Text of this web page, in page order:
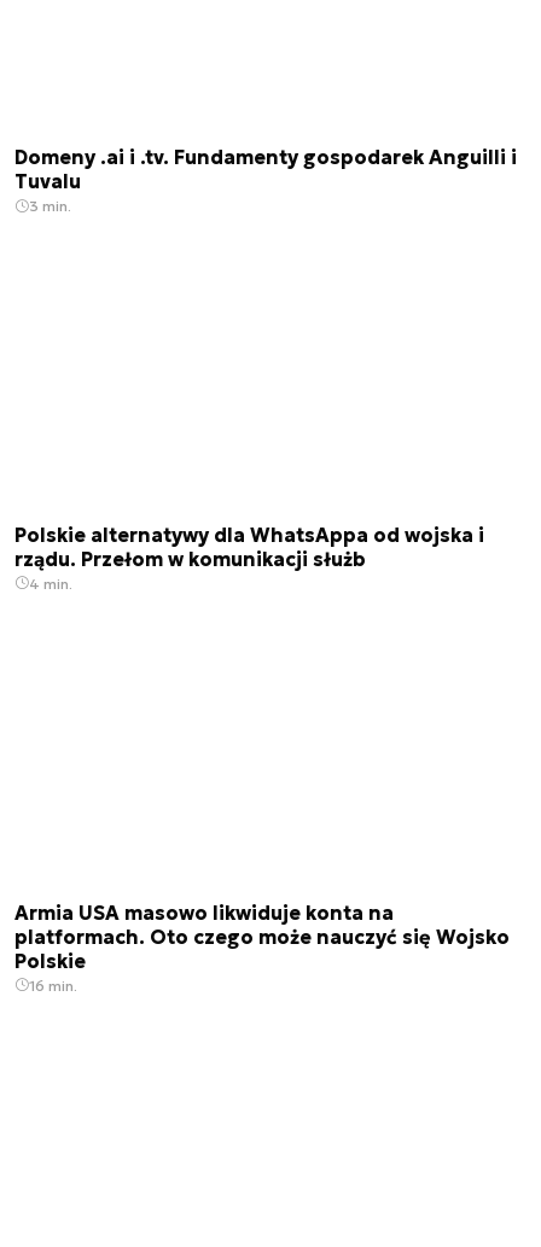
Domeny .ai i .tv. Fundamenty gospodarek Anguilli i
Tuvalu
3 min.
Polskie alternatywy dla WhatsAppa od wojska i
rządu. Przełom w komunikacji służb
4 min.
Armia USA masowo likwiduje konta na
platformach. Oto czego może nauczyć się Wojsko
Polskie
16 min.